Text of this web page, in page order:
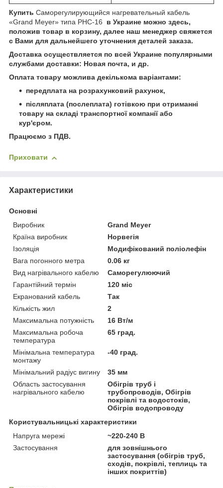
Купить Саморегулирующийся нагревательный кабель
«Grand Meyer» типа PHC-16 в Украине можно здесь,
положив товар в корзину, далее наш менеджер свяжется
с Вами для дальнейшего уточнения деталей заказа.
Доставка осуществляется по всей Украине популярными
службами доставки: Новая почта, и др.
Оплата товару можлива декількома варіантами:
передплата на розрахунковий рахунок,
післяплата (послеплата) готівкою при отриманні
товару на складі транспортної компанії або
кур'єром.
Працюємо з ПДВ.
Приховати
Характеристики
Основні
Виробник
Grand Meyer
Країна виробник
Норвегія
Ізоляція
Модифікований поліолефін
Вага погонного метра
0.06 кг
Вид нагрівального кабелю
Саморегулюючий
Гарантійний термін
120 міс
Екранований кабель
Так
Кількість жил
2
Максимальна потужність
16 Вт/м
Максимальна робоча
температура
65 град.
Мінімальна температура
монтажу
-40 град.
Мінімальний радіус вигину
35 мм
Область застосування
нагрівального кабелю
Обігрів труб і
трубопроводів, Обігрів
покрівлі та водостоків,
Обігрів водопроводу
Користувальницькі характеристики
Напруга мережі
~220-240 В
Застосування
для зовнішнього
застосування (обігрів труб,
сходів, покрівлі, теплиць та
інших покриттів)